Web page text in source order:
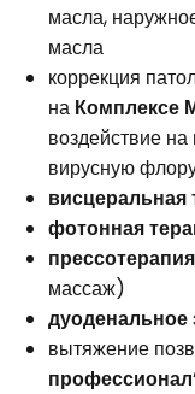
масла,
масла
коррекция
на Комплексе
воздействие
вирусную
висцеральная
фотонная
прессотерапия
массаж)
вытяжение